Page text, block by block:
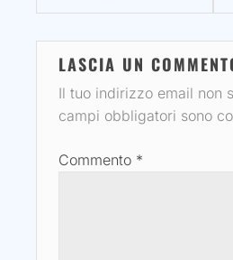
LASCIA UN
Il tuo indirizzo email non
campi obbligatori sono
Commento *